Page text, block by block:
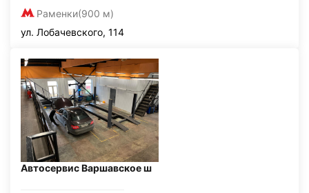
Раменки(900 м)
ул. Лобачевского, 114
Автосервис Варшавское ш